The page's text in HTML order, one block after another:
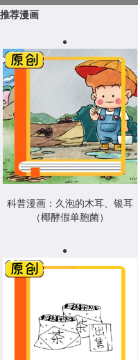
推荐漫画
科普漫画：久泡的木耳、银耳
（椰酵假单胞菌）